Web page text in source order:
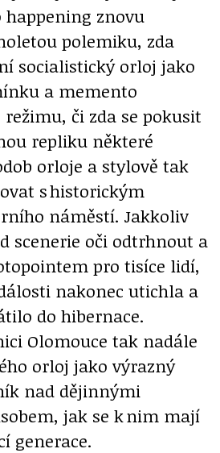
happening znovu
polemiku, zda
socialistický orloj jako
a memento
či zda se pokusit
repliku některé
orloje a stylově tak
s historickým
náměstí. Jakkoliv
scenerie oči odtrhnout a
pro tisíce lidí,
nakonec utichla a
do hibernace.
Olomouce tak nadále
orloj jako výrazný
nad dějinnými
jak se k nim mají
generace.